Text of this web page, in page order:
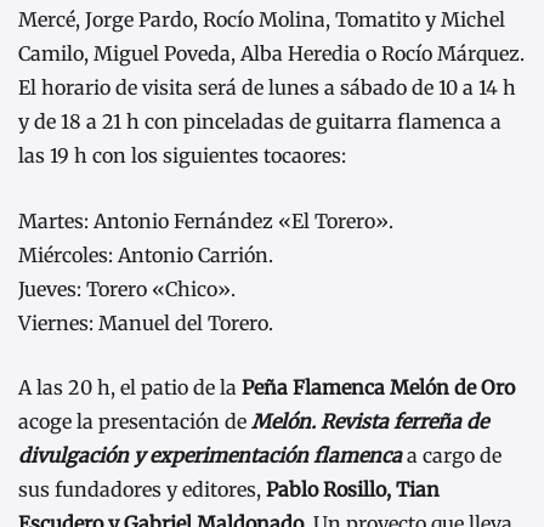
Mercé, Jorge Pardo, Rocío Molina, Tomatito y Michel
Camilo, Miguel Poveda, Alba Heredia o Rocío Márquez.
El horario de visita será de lunes a sábado de 10 a 14 h
y de 18 a 21 h con pinceladas de guitarra flamenca a
las 19 h con los siguientes tocaores:
Martes: Antonio Fernández «El Torero».
Miércoles: Antonio Carrión.
Jueves: Torero «Chico».
Viernes: Manuel del Torero.
A las 20 h, el patio de la Peña Flamenca Melón de Oro
acoge la presentación de Melón. Revista ferreña de
divulgación y experimentación flamencaa cargo de
sus fundadores y editores, Pablo Rosillo, Tian